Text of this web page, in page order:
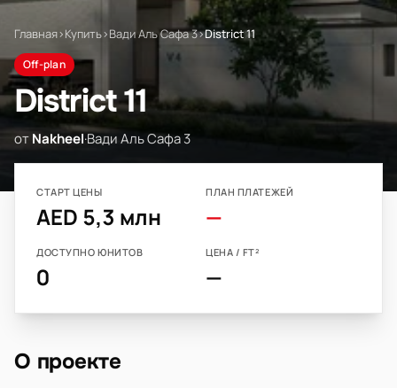
Главная›Купить›Вади Аль Сафа 3›District 11
Off-plan
District 11
отNakheel·Вади Аль Сафа 3
СТАРТ ЦЕНЫ
AED 5,3 млн
ПЛАН ПЛАТЕЖЕЙ
—
ДОСТУПНО ЮНИТОВ
0
ЦЕНА / FT²
—
О проекте